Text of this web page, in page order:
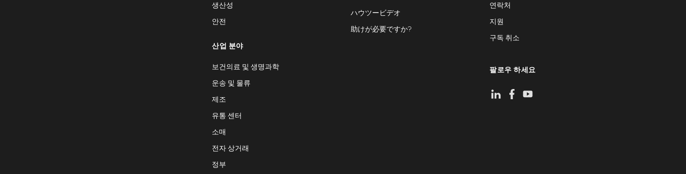
생산성
안전
산업 분야
보건의료 및 생명과학
운송 및 물류
제조
유통 센터
소매
전자 상거래
정부
ハウツービデオ
助けが必要ですか?
연락처
지원
구독 취소
팔로우 하세요